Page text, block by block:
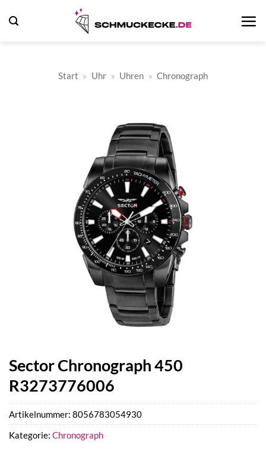
Inhalt
Start » Uhr » Uhren » Chronograph
Sector Chronograph 450
R3273776006
Artikelnummer: 8056783054930
Kategorie: Chronograph